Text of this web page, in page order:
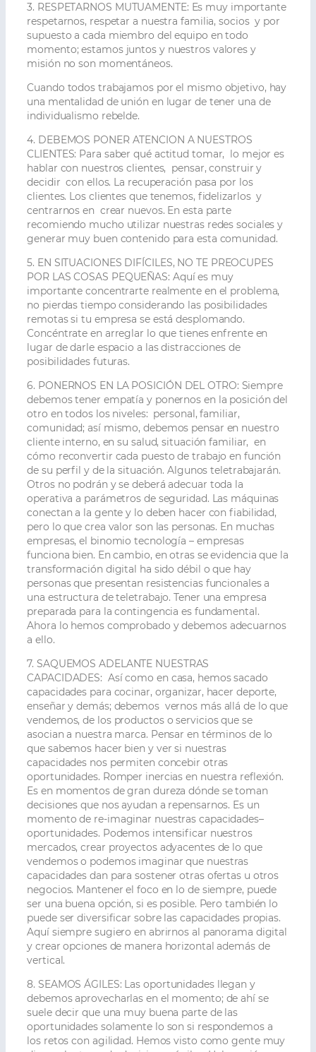
3. RESPETARNOS MUTUAMENTE: Es muy importante
respetarnos, respetar a nuestra familia, socios y por
supuesto a cada miembro del equipo en todo
momento; estamos juntos y nuestros valores y
misión no son momentáneos.
Cuando todos trabajamos por el mismo objetivo, hay
una mentalidad de unión en lugar de tener una de
individualismo rebelde.
4. DEBEMOS PONER ATENCION A NUESTROS
CLIENTES: Para saber qué actitud tomar, lo mejor es
hablar con nuestros clientes, pensar, construir y
decidir con ellos. La recuperación pasa por los
clientes. Los clientes que tenemos, fidelizarlos y
centrarnos en crear nuevos. En esta parte
recomiendo mucho utilizar nuestras redes sociales y
generar muy buen contenido para esta comunidad.
5. EN SITUACIONES DIFÍCILES, NO TE PREOCUPES
POR LAS COSAS PEQUEÑAS: Aquí es muy
importante concentrarte realmente en el problema,
no pierdas tiempo considerando las posibilidades
remotas si tu empresa se está desplomando.
Concéntrate en arreglar lo que tienes enfrente en
lugar de darle espacio a las distracciones de
posibilidades futuras.
6. PONERNOS EN LA POSICIÓN DEL OTRO: Siempre
debemos tener empatía y ponernos en la posición del
otro en todos los niveles: personal, familiar,
comunidad; así mismo, debemos pensar en nuestro
cliente interno, en su salud, situación familiar, en
cómo reconvertir cada puesto de trabajo en función
de su perfil y de la situación. Algunos teletrabajarán.
Otros no podrán y se deberá adecuar toda la
operativa a parámetros de seguridad. Las máquinas
conectan a la gente y lo deben hacer con fiabilidad,
pero lo que crea valor son las personas. En muchas
empresas, el binomio tecnología – empresas
funciona bien. En cambio, en otras se evidencia que la
transformación digital ha sido débil o que hay
personas que presentan resistencias funcionales a
una estructura de teletrabajo. Tener una empresa
preparada para la contingencia es fundamental.
Ahora lo hemos comprobado y debemos adecuarnos
a ello.
7. SAQUEMOS ADELANTE NUESTRAS
CAPACIDADES: Así como en casa, hemos sacado
capacidades para cocinar, organizar, hacer deporte,
enseñar y demás; debemos vernos más allá de lo que
vendemos, de los productos o servicios que se
asocian a nuestra marca. Pensar en términos de lo
que sabemos hacer bien y ver si nuestras
capacidades nos permiten concebir otras
oportunidades. Romper inercias en nuestra reflexión.
Es en momentos de gran dureza dónde se toman
decisiones que nos ayudan a repensarnos. Es un
momento de re-imaginar nuestras capacidades–
oportunidades. Podemos intensificar nuestros
mercados, crear proyectos adyacentes de lo que
vendemos o podemos imaginar que nuestras
capacidades dan para sostener otras ofertas u otros
negocios. Mantener el foco en lo de siempre, puede
ser una buena opción, si es posible. Pero también lo
puede ser diversificar sobre las capacidades propias.
Aquí siempre sugiero en abrirnos al panorama digital
y crear opciones de manera horizontal además de
vertical.
8. SEAMOS ÁGILES: Las oportunidades llegan y
debemos aprovecharlas en el momento; de ahí se
suele decir que una muy buena parte de las
oportunidades solamente lo son si respondemos a
los retos con agilidad. Hemos visto como gente muy